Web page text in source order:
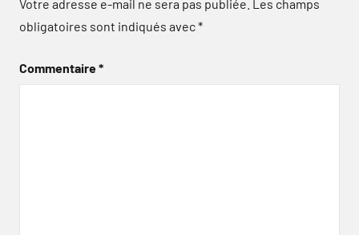
Votre adresse e-mail ne sera pas publiée. Les champs
obligatoires sont indiqués avec*
Commentaire*